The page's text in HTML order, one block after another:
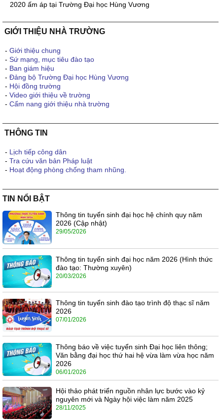
2020 ấm áp tại Trường Đại học Hùng Vương
GIỚI THIỆU NHÀ TRƯỜNG
- Giới thiệu chung
- Sứ mạng, mục tiêu đào tạo
- Ban giám hiệu
- Đảng bộ Trường Đại học Hùng Vương
- Hội đồng trường
- Video giới thiệu về trường
- Cẩm nang giới thiệu nhà trường
THÔNG TIN
- Lịch tiếp công dân
- Tra cứu văn bản Pháp luật
- Hoạt động phòng chống tham nhũng.
TIN NỔI BẬT
Thông tin tuyển sinh đại học hệ chính quy năm
2026 (Cập nhật)
29/05/2026
Thông tin tuyển sinh đại học năm 2026 (Hình thức
đào tạo: Thường xuyên)
20/03/2026
Thông tin tuyển sinh đào tạo trình độ thạc sĩ năm
2026
07/01/2026
Thông báo về việc tuyển sinh Đại học liên thông;
Văn bằng đại học thứ hai hệ vừa làm vừa học năm
2026
06/01/2026
Hội thảo phát triển nguồn nhân lực bước vào kỷ
nguyên mới và Ngày hội việc làm năm 2025
28/11/2025